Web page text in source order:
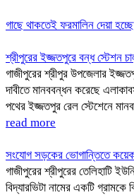
গাছে থাকতেই ফরমালিন দেয়া
শ্রীপুরের ইজ্জতপুরে বন্ধ স্টেশন
গাজীপুরের শ্রীপুর উপজেলার
দাবীতে মানববন্ধন করেছে
পথের ইজ্জতপুর রেল স্টেশেনে
read more
সংযোগ সড়কের ভোগান্তিতে
গাজীপুরের শ্রীপুরের তেলিহাটি
বিদ্যারভিটা নামের একটি